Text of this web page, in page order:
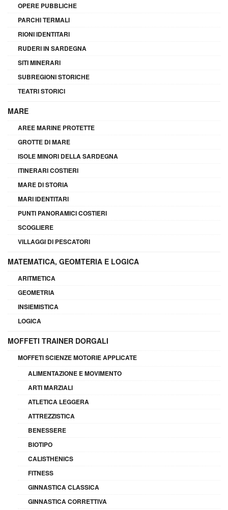
OPERE PUBBLICHE
PARCHI TERMALI
RIONI IDENTITARI
RUDERI IN SARDEGNA
SITI MINERARI
SUBREGIONI STORICHE
TEATRI STORICI
MARE
AREE MARINE PROTETTE
GROTTE DI MARE
ISOLE MINORI DELLA SARDEGNA
ITINERARI COSTIERI
MARE DI STORIA
MARI IDENTITARI
PUNTI PANORAMICI COSTIERI
SCOGLIERE
VILLAGGI DI PESCATORI
MATEMATICA, GEOMTERIA E LOGICA
ARITMETICA
GEOMETRIA
INSIEMISTICA
LOGICA
MOFFETI TRAINER DORGALI
MOFFETI SCIENZE MOTORIE APPLICATE
ALIMENTAZIONE E MOVIMENTO
ARTI MARZIALI
ATLETICA LEGGERA
ATTREZZISTICA
BENESSERE
BIOTIPO
CALISTHENICS
FITNESS
GINNASTICA CLASSICA
GINNASTICA CORRETTIVA